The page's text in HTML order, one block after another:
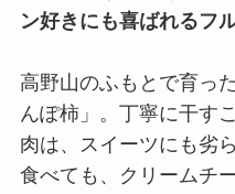
ン好きにも喜ばれるフ
高野山のふもとで育っ
んぽ柿」。丁寧に干す
肉は、スイーツにも劣
食べても、クリームチ